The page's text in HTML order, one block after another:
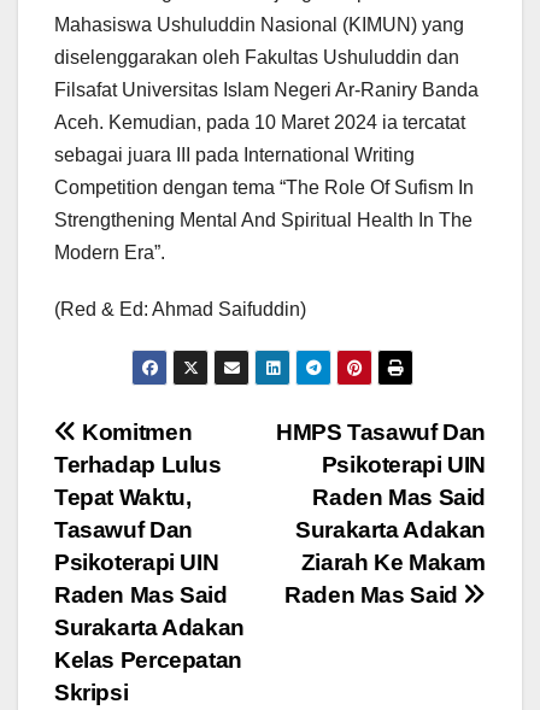
Mahasiswa Ushuluddin Nasional (KIMUN) yang
diselenggarakan oleh Fakultas Ushuluddin dan
Filsafat Universitas Islam Negeri Ar-Raniry Banda
Aceh. Kemudian, pada 10 Maret 2024 ia tercatat
sebagai juara III pada International Writing
Competition dengan tema “The Role Of Sufism In
Strengthening Mental And Spiritual Health In The
Modern Era”.
(Red & Ed: Ahmad Saifuddin)
Post
navigation
HMPS Tasawuf Dan
Psikoterapi UIN
Raden Mas Said
Surakarta Adakan
Ziarah Ke Makam
Raden Mas Said
Komitmen
Terhadap Lulus
Tepat Waktu,
Tasawuf Dan
Psikoterapi UIN
Raden Mas Said
Surakarta Adakan
Kelas Percepatan
Skripsi